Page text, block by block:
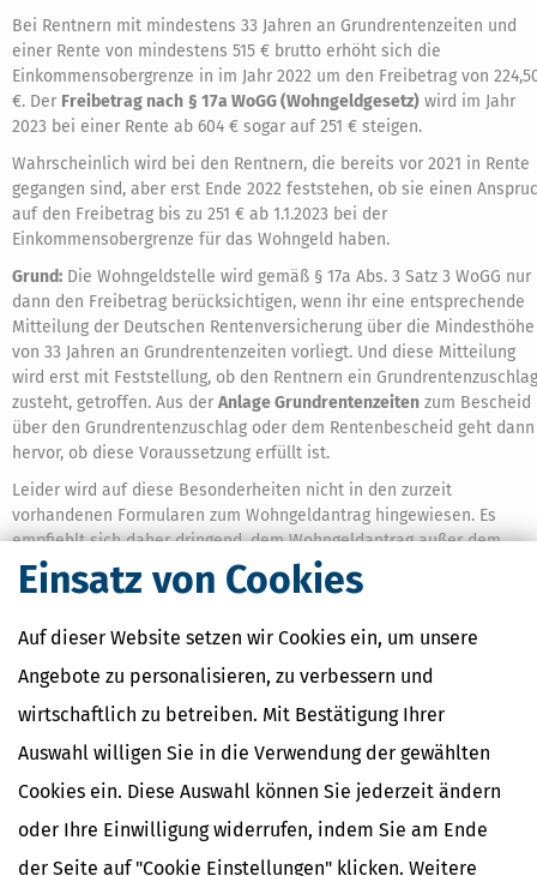
Einsatz von Cookies
Auf dieser Website setzen wir Cookies ein, um unsere
Angebote zu personalisieren, zu verbessern und
wirtschaftlich zu betreiben. Mit Bestätigung Ihrer
Auswahl willigen Sie in die Verwendung der gewählten
Cookies ein. Diese Auswahl können Sie jederzeit ändern
oder Ihre Einwilligung widerrufen, indem Sie am Ende
der Seite auf "Cookie Einstellungen" klicken. Weitere
Bei Rentnern mit mindestens 33 Jahren an Grundrentenzeiten und
einer Rente von mindestens 515 € brutto erhöht sich die
Einkommensobergrenze in im Jahr 2022 um den Freibetrag von
€. Der Freibetrag nach § 17a WoGG (Wohngeldgesetz) wird im Jahr
2023 bei einer Rente ab 604 € sogar auf 251 € steigen.
Wahrscheinlich wird bei den Rentnern, die bereits vor 2021 in Rente
gegangen sind, aber erst Ende 2022 feststehen, ob sie einen
auf den Freibetrag bis zu 251 € ab 1.1.2023 bei der
Einkommensobergrenze für das Wohngeld haben.
Grund: Die Wohngeldstelle wird gemäß § 17a Abs. 3 Satz 3 WoGG nur
dann den Freibetrag berücksichtigen, wenn ihr eine entsprechende
Mitteilung der Deutschen Rentenversicherung über die Mindesthöhe
von 33 Jahren an Grundrentenzeiten vorliegt. Und diese Mitteilung
wird erst mit Feststellung, ob den Rentnern ein Grundrentenzuschlag
zusteht, getroffen. Aus der Anlage Grundrentenzeiten zum Bescheid
über den Grundrentenzuschlag oder dem Rentenbescheid geht dann
hervor, ob diese Voraussetzung erfüllt ist.
Leider wird auf diese Besonderheiten nicht in den zurzeit
vorhandenen Formularen zum Wohngeldantrag hingewiesen. Es
empfiehlt sich daher dringend, dem Wohngeldantrag außer dem
Rentenbescheid bzw. der letzten Rentenbescheinigung über die
der ab 1.7.2022 geltenden gesetzlichen Rente auch die
Vorhandensein von mindestens 33 Jahren an Grundrentenzeiten
beizufügen.
Beispielrechnungen
Wohngeldberechnungen für 2023 können zurzeit noch nicht
durchgeführt werden. Im Folgenden werden daher zwei
Beispielrechnungen für das Wohngeld von Rentner-Haushalten im